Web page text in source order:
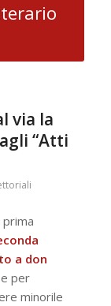
via la
“Atti
a don
per
minorile